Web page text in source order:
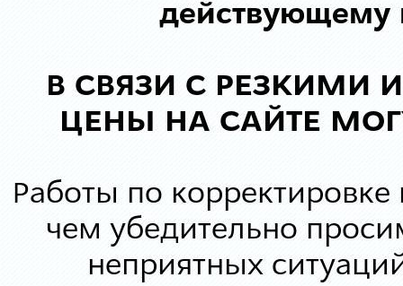
действующему
В СВЯЗИ С РЕЗКИМИ
ЦЕНЫ НА САЙТЕ
Работы по корректировке
чем убедительно
неприятных